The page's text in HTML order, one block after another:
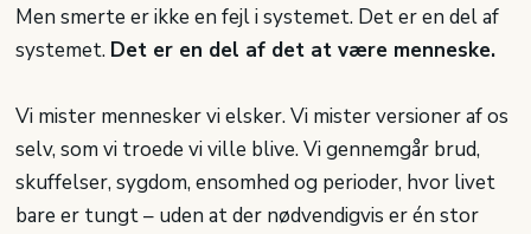
Men smerte er ikke en fejl i systemet. Det er en del af
systemet. Det er en del af det at være menneske.
Vi mister mennesker vi elsker. Vi mister versioner af os
selv, som vi troede vi ville blive. Vi gennemgår brud,
skuffelser, sygdom, ensomhed og perioder, hvor livet
bare er tungt – uden at der nødvendigvis er én stor